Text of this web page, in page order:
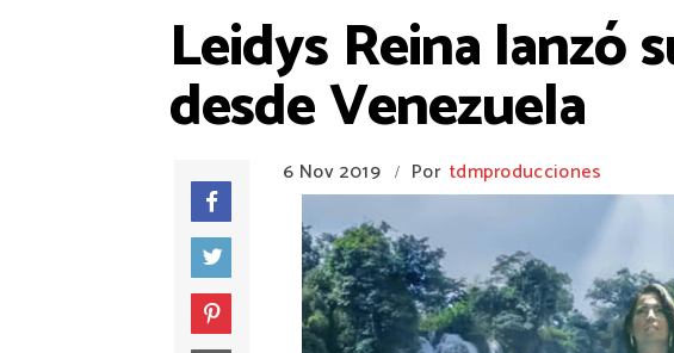
Leidys Reina lanzó
desde Venezuela
6 Nov 2019 / Por tdmproducciones